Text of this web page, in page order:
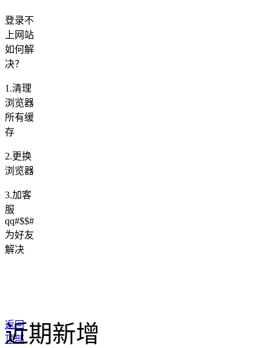
登录不
上网站
如何解
决？
1.清理
浏览器
所有缓
存
2.更换
浏览器
3.加客
服
qq#$$#
为好友
解决
返回
顶部
近期新增